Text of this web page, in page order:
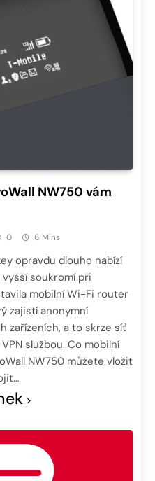
NW750 vám
0 6 Mins
opravdu dlouho nabízí
soukromí při
mobilní Wi-Fi router
zajistí anonymní
zařízeních, a to skrze síť
službou. Co mobilní
NW750 můžete vložit